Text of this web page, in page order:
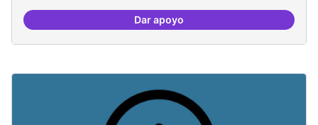
Dar apoyoGrupos de trabajo para impulsar